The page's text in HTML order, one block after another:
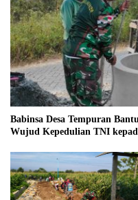
Babinsa Desa Tempuran
Wujud Kepedulian TNI